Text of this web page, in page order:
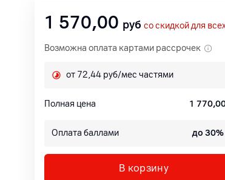
1 570,00 руб со скидкой для
Возможна оплата картами рассрочек
от 72,44 руб/мес частями
Полная цена 1
Оплата баллами до 30%
В корзину